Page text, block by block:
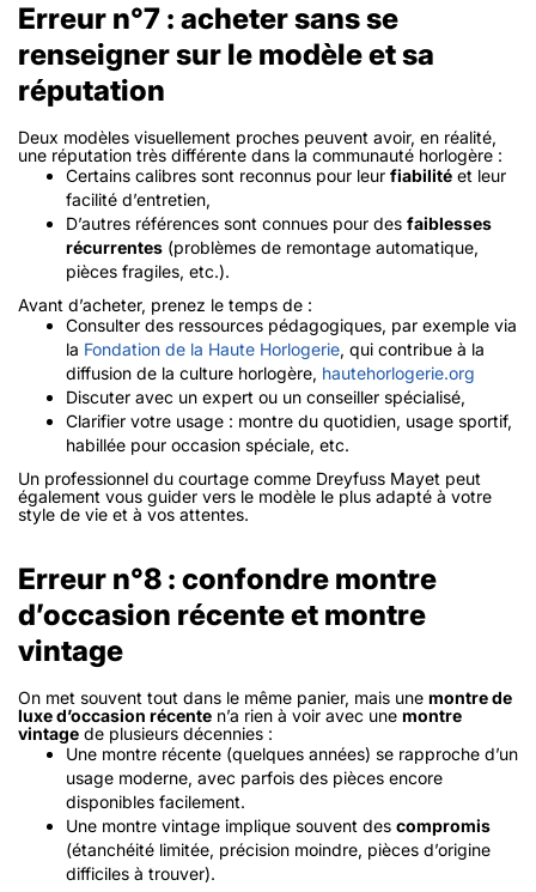
Erreur n°7 : acheter sans se
renseigner sur le modèle et sa
réputation
Deux modèles visuellement proches peuvent avoir, en réalité,
une réputation très différente dans la communauté horlogère :
Certains calibres sont reconnus pour leur fiabilité et leur
facilité d’entretien,
D’autres références sont connues pour des faiblesses
récurrentes (problèmes de remontage automatique,
pièces fragiles, etc.).
Avant d’acheter, prenez le temps de :
Consulter des ressources pédagogiques, par exemple via
la Fondation de la Haute Horlogerie, qui contribue à la
diffusion de la culture horlogère, hautehorlogerie.org
Discuter avec un expert ou un conseiller spécialisé,
Clarifier votre usage : montre du quotidien, usage sportif,
habillée pour occasion spéciale, etc.
Un professionnel du courtage comme Dreyfuss Mayet peut
également vous guider vers le modèle le plus adapté à votre
style de vie et à vos attentes.
Erreur n°8 : confondre montre
d’occasion récente et montre
vintage
On met souvent tout dans le même panier, mais une montre de
luxe d’occasion récente n’a rien à voir avec une montre
vintage de plusieurs décennies :
Une montre récente (quelques années) se rapproche d’un
usage moderne, avec parfois des pièces encore
disponibles facilement.
Une montre vintage implique souvent des compromis
(étanchéité limitée, précision moindre, pièces d’origine
difficiles à trouver).